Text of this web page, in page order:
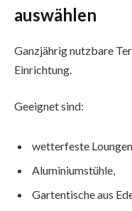
auswählen
Ganzjährig nutzbare
Einrichtung.
Geeignet sind:
wetterfeste
Aluminiumstühle,
Gartentische aus